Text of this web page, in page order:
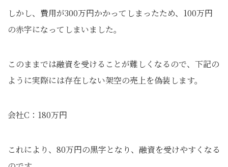
しかし、費用が300万円かかってしまったため、100万円
の赤字になってしまいました。
このままでは融資を受けることが難しくなるので、下記の
ように実際には存在しない架空の売上を偽装します。
会社C：180万円
これにより、80万円の黒字となり、融資を受けやすくなる